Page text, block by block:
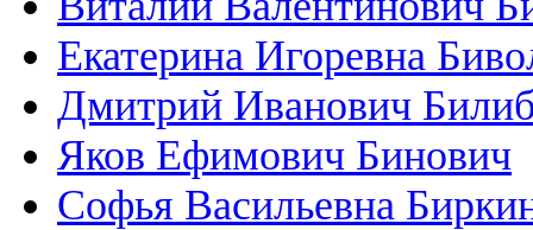
Екатерина Игоревна
Дмитрий Иванович
Яков Ефимович Бинович
Софья Васильевна